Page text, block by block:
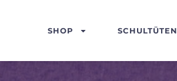
SHOP SCHULTÜTEN